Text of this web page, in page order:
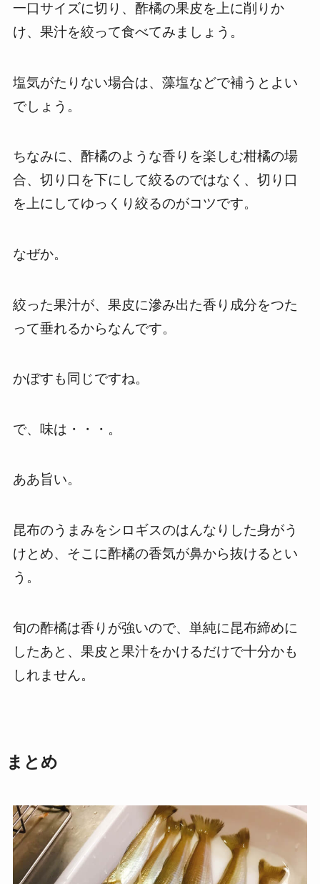
一口サイズに切り、酢橘の果皮を上に削りか
け、果汁を絞って食べてみましょう。
塩気がたりない場合は、藻塩などで補うとよい
でしょう。
ちなみに、酢橘のような香りを楽しむ柑橘の場
合、切り口を下にして絞るのではなく、切り口
を上にしてゆっくり絞るのがコツです。
なぜか。
絞った果汁が、果皮に滲み出た香り成分をつた
って垂れるからなんです。
かぼすも同じですね。
で、味は・・・。
ああ旨い。
昆布のうまみをシロギスのはんなりした身がう
けとめ、そこに酢橘の香気が鼻から抜けるとい
う。
旬の酢橘は香りが強いので、単純に昆布締めに
したあと、果皮と果汁をかけるだけで十分かも
しれません。
まとめ